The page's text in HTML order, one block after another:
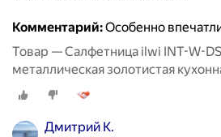
Комментарий:Особенно
Товар — Салфетница ilwi INT-W-
металлическая золотистая
держатель для бумажных салфеток
Дмитрий К.